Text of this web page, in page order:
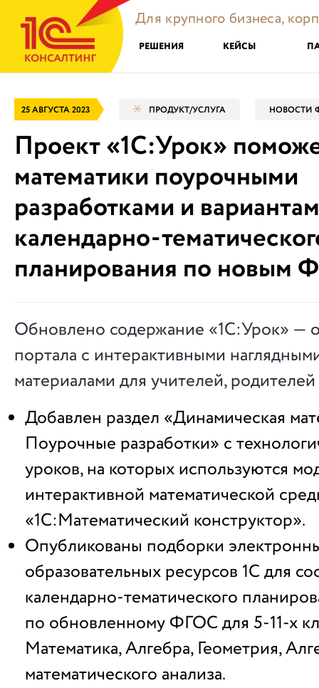
Для крупного бизнеса,
РЕШЕНИЯ КЕЙСЫ
25 АВГУСТА 2023 ПРОДУКТ/УСЛУГА НОВОСТИ
Проект «1С:Урок»
математики поурочными
разработками и
календарно-
планирования по новым
Обновлено содержание «1С:Урок» —
портала с интерактивными
материалами для учителей,
Добавлен раздел «Динамическая
Поурочные разработки» с
уроков, на которых используются
интерактивной математической
«1С:Математический конструктор».
Опубликованы подборки
образовательных ресурсов 1С для
календарно-тематического
по обновленному ФГОС для 5-11-х
Математика, Алгебра, Геометрия,
математического анализа.